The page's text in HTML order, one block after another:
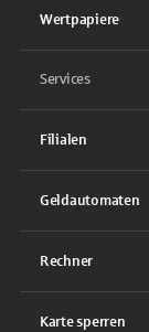
Wertpapiere
Services
Filialen
Geldautomaten
Rechner
Karte sperren